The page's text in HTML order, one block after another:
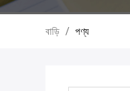
বাড়ি / পণ্য